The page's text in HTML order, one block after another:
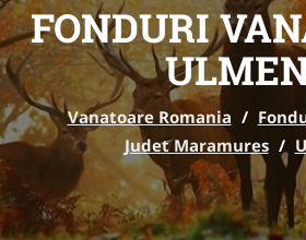
FONDURI
Vanatoare Romania /
Judet Maramures /